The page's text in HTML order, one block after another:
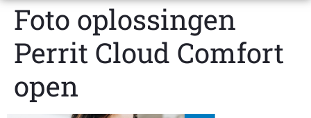
Foto oplossingen
Perrit Cloud Comfort
open